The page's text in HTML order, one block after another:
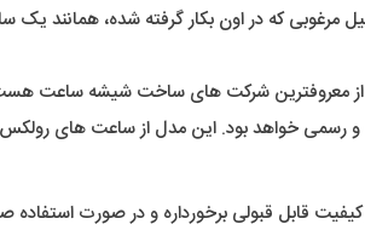
مرغوبی که در اون بکار گرفته شده، همانند
معروفترین شرکت های ساخت شیشه ساعت
و رسمی خواهد بود. این مدل از ساعت های
کیفیت قابل قبولی برخورداره و در صورت